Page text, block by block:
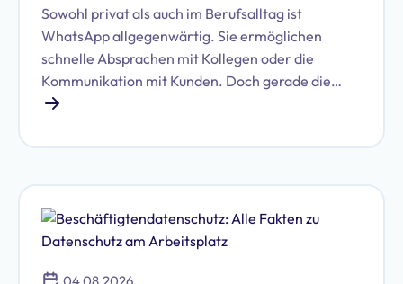
Sowohl privat als auch im Berufsalltag ist
WhatsApp allgegenwärtig. Sie ermöglichen
schnelle Absprachen mit Kollegen oder die
Kommunikation mit Kunden. Doch gerade die
Nutzung von WhatsApp im geschäftlichen Umfeld
welche das sind und ob Sie WhatsApp DSGVO-